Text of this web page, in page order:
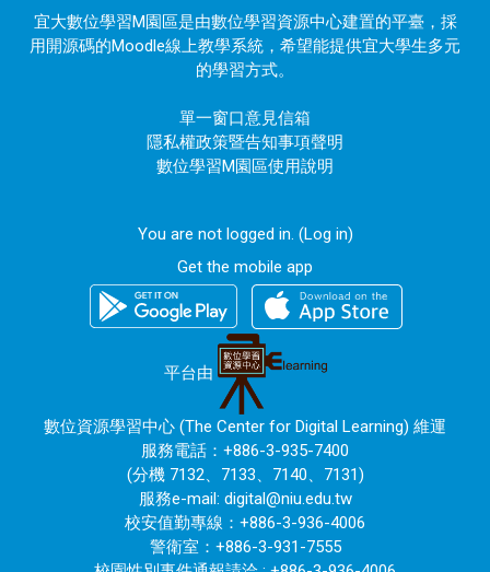
宜大數位學習M園區是由數位學習資源中心建置的平臺，採
用開源碼的Moodle線上教學系統，希望能提供宜大學生多元
的學習方式。
單一窗口意見信箱
隱私權政策暨告知事項聲明
數位學習M園區使用說明
You are not logged in. (Log in)
Get the mobile app
平台由
數位資源學習中心 (The Center for Digital Learning) 維運
服務電話：+886-3-935-7400
(分機 7132、7133、7140、7131)
服務e-mail: digital@niu.edu.tw
校安值勤專線：+886-3-936-4006
警衛室：+886-3-931-7555